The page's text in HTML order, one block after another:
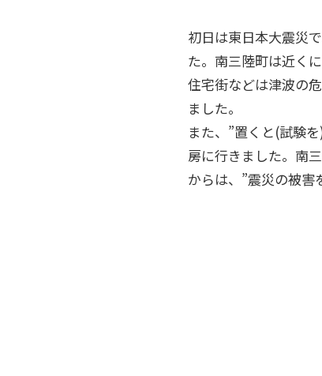
初日は東日本大震災
た。南三陸町は近く
住宅街などは津波の
ました。
また、”置くと(試験
房に行きました。南
からは、”震災の被害